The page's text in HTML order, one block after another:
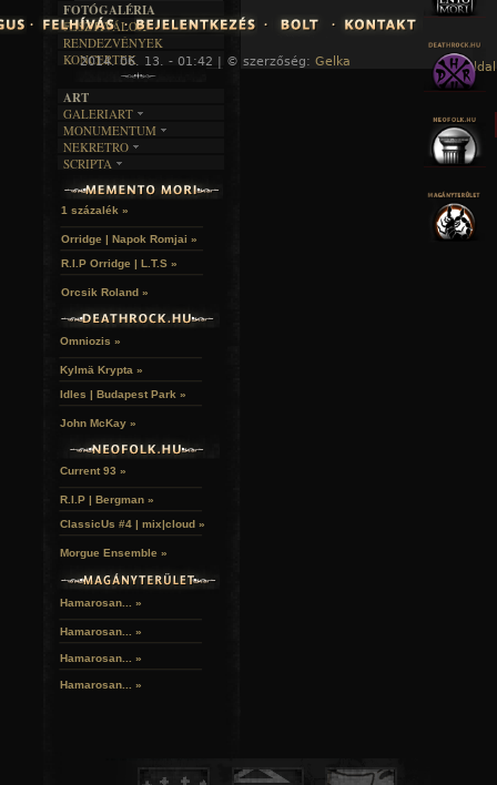
2014. 06. 13. - 01:42 | © szerzőség: Gelka « Főoldal
FOTÓGALÉRIA
FESZTIVÁLOK
RENDEZVÉNYEK
KONCERTEK
ART
GALERIART
ARTGALERI
KÉPREGÉNYEK
LAKÁSKULTS
MONUMENTUM
TEMETŐK
TEMPLOMOK
VÁRAK
HELYEK
NEKRETRO
SZUBKULT
FEKETE LYUK
RELIKVIÁK
SCRIPTA
NOVELLÁK
VERSEK
1 százalék »
Orridge | Napok Romjai »
R.I.P Orridge | L.T.S »
Orcsik Roland »
Omniozis »
Kylmä Krypta »
Idles | Budapest Park »
John McKay »
Current 93 »
R.I.P | Bergman »
ClassicUs #4 | mix|cloud »
Morgue Ensemble »
Hamarosan... »
Hamarosan... »
Hamarosan... »
Hamarosan... »